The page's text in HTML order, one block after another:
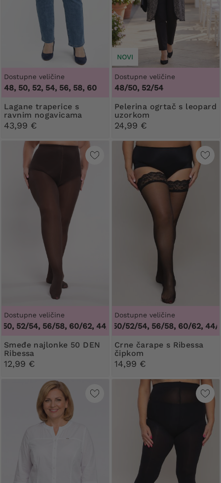
Dostupne veličine
48, 50, 52, 54, 56, 58, 60
Lagane traperice s
ravnim nogavicama
43,99 €
NOVI
Dostupne veličine
48/50, 52/54
Pelerina ogrtač s leopard
uzorkom
24,99 €
Dostupne veličine
54, 56/58, 60/62,44/46, 48/50, 52/54, 56/58, 60/62
Smeđe najlonke 50 DEN
Ribessa
12,99 €
Dostupne veličine
44/46/48, 50/52/54, 56/58, 60/62,44/46/
Crne čarape s Ribessa
čipkom
14,99 €